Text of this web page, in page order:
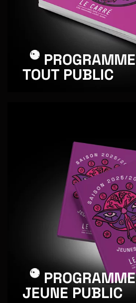
PROGRAMME
TOUT PUBLIC
PROGRAMME
JEUNE PUBLIC